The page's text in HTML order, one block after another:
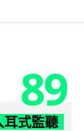
89
耳式監聽